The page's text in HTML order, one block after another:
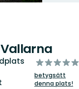
av
5
stjärnor
betygsätt
denna plats!